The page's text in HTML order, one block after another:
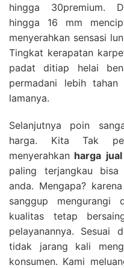
hingga 30premium.
hingga 16 mm
menyerahkan sensasi
Tingkat kerapatan
padat ditiap helai
permadani lebih
lamanya.
Selanjutnya poin
harga. Kita Tak
menyerahkan harga
paling terjangkau bisa
anda. Mengapa?
sanggup mengurangi
kualitas tetap
pelayanannya. Sesuai
tidak jarang kali
konsumen. Kami